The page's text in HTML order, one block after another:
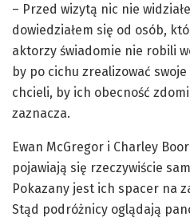
– Przed wizytą nic nie
dowiedziałem się od osób,
aktorzy świadomie nie robili
by po cichu zrealizować
chcieli, by ich obecność
zaznacza.
Ewan McGregor i Charley
pojawiają się rzeczywiście
Pokazany jest ich spacer na
Stąd podróżnicy oglądają